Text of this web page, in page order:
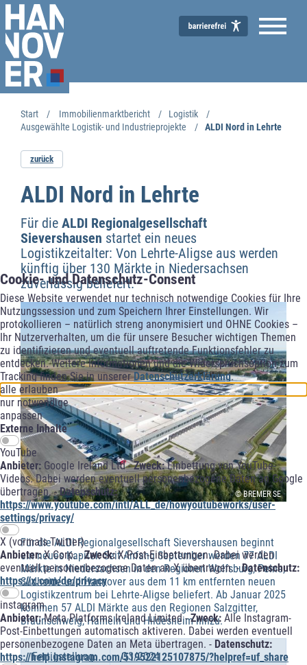
Cookie- und Datenschutz-Consent
Diese Website verwendet nur technisch notwendige Cookies für Ihre
Nutzungssession und zum Speichern Ihrer Einstellungen. Wir
protokollieren – natürlich streng anonymisiert und OHNE Cookies –
Ihr Nutzerverhalten, um die für unsere Besucher wichtigen Themen
zu identifizieren und eventuell auftretende Funktionsfehler zu
entdecken. Weitere Informationen und die Widerspruchsoption zum
Tracking finden Sie in unsererDatenschutzerklärung.
alle erlauben
nur notwendige
anpassen
Externe Inhalte
YouTube
Anbieter: Google Ireland Ltd -Zweck:Einbettung von YouTube-
Videos. Dabei werden eventuell personenbezogene Daten an Google
übertragen. -Datenschutz:
https://www.youtube.com/intl/ALL_de/howyoutubeworks/user-
settings/privacy/
X (vormals Twitter)
Anbieter:X Corp. -Zweck:X-Post-Einbettungen. Dabei werden
eventuell personenbezogene Daten an X übertragen. -Datenschutz:
https://x.com/de/privacy
instagram
Anbieter:Meta Platforms Ireland Limited -Zweck: Alle Instagram-
Post-Einbettungen automatisch aktiveren. Dabei werden eventuell
personenbezogene Daten an Meta übertragen. - Datenschutz:
https://help.instagram.com/519522125107875/?helpref=uf_share
Start Immobilienmarktbericht
Logistik
Ausgewählte Logistik- und Industrieprojekte
ALDI Nord in Lehrte
zurück
ALDI Nord in Lehrte
Für die ALDI Regionalgesellschaft
Sievershausen startet ein neues
Logistikzeitalter: Von Lehrte-Aligse aus werden
künftig über 130 Märkte in Niedersachsen
zuverlässig beliefert.
© BREMER SE
Für die ALDI Regionalgesellschaft Sievershausen beginnt
ein neues Kapitel: Seit Anfang September werden 77 ALDI
Märkte in Niedersachsen in den Regionen Wolfsburg, Peine,
Südheide und Hannover aus dem 11 km entfernten neuen
Logistikzentrum bei Lehrte-Aligse beliefert. Ab Januar 2025
kommen 57 ALDI Märkte aus den Regionen Salzgitter,
Braunschweig, Hameln und Hildesheim hinzu.
Fertigstellung: Q3/2024